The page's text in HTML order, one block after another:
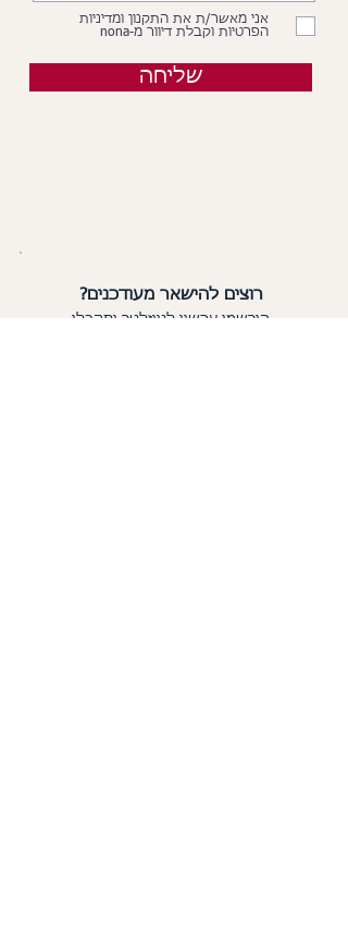
אני מאשר/ת את התקנון ומדיניות
הפרטיות וקבלת דיוור מ-nona
שליחה
רוצים להישאר מעודכנים?
הירשמו עכשיו לניוזלטר ותקבלו